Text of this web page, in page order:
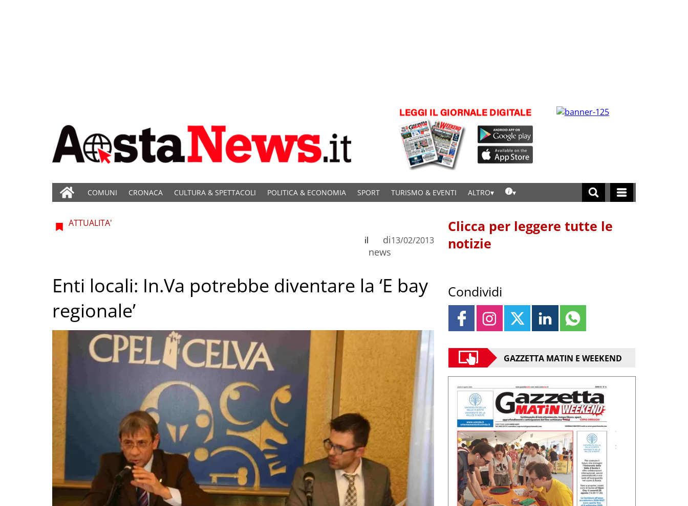
COMUNI CRONACA CULTURA & SPETTACOLI POLITICA & ECONOMIA SPORT TURISMO & EVENTI ALTRO
ATTUALITA'
di
news
il 13/02/2013
Enti locali: In.Va potrebbe diventare la ‘E bay
regionale’
Clicca per leggere tutte le
notizie
Condividi
GAZZETTA MATIN E WEEKEND